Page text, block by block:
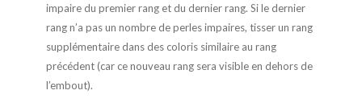
impaire du premier rang et du dernier rang. Si le dernier
rang n’a pas un nombre de perles impaires, tisser un rang
supplémentaire dans des coloris similaire au rang
précédent (car ce nouveau rang sera visible en dehors de
l’embout).